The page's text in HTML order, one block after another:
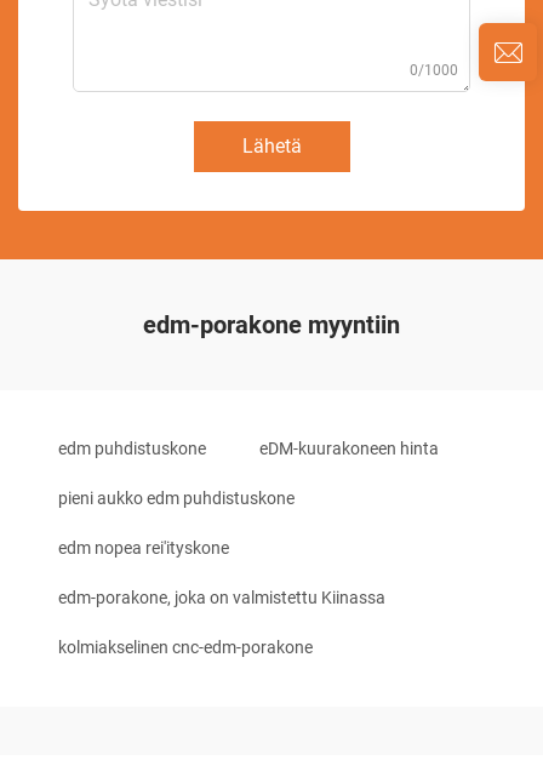
0/1000
Lähetä
edm-porakone myyntiin
edm puhdistuskone eDM-kuurakoneen hinta
pieni aukko edm puhdistuskone
edm nopea rei'ityskone
edm-porakone, joka on valmistettu Kiinassa
kolmiakselinen cnc-edm-porakone